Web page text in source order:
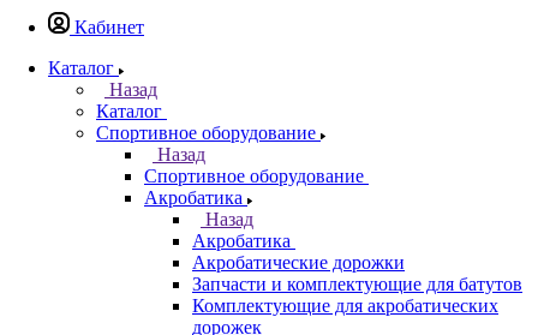
Кабинет
Каталог
Назад
Каталог
Спортивное оборудование
Назад
Спортивное оборудование
Акробатика
Назад
Акробатика
Акробатические дорожки
Запчасти и комплектующие для батутов
Комплектующие для акробатических
дорожек